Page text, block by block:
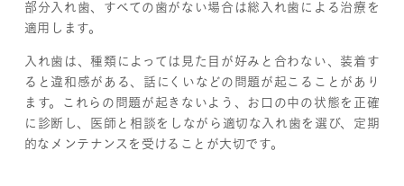
部分入れ歯、すべての歯がない場合は総入れ歯による治療を
適用します。
入れ歯は、種類によっては見た目が好みと合わない、装着す
ると違和感がある、話にくいなどの問題が起こることがあり
ます。これらの問題が起きないよう、お口の中の状態を正確
に診断し、医師と相談をしながら適切な入れ歯を選び、定期
的なメンテナンスを受けることが大切です。